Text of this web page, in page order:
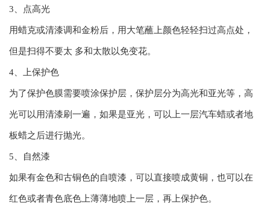
3、点高光
用蜡克或清漆调和金粉后，用大笔蘸上颜色轻轻扫过高点处，
但是扫得不要太 多和太散以免变花。
4、上保护色
为了保护色膜需要喷涂保护层，保护层分为高光和亚光等，高
光可以用清漆刷一遍，如果是亚光，可以上一层汽车蜡或者地
板蜡之后进行抛光。
5、自然漆
如果有金色和古铜色的自喷漆，可以直接喷成黄铜，也可以在
红色或者青色底色上薄薄地喷上一层，再上保护色。